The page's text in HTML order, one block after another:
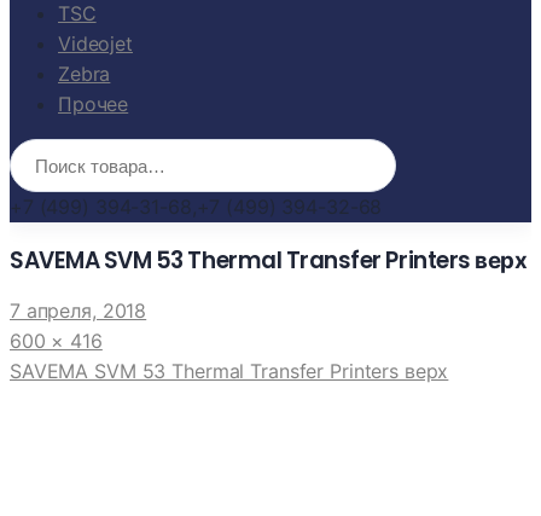
TSC
Videojet
Zebra
Прочее
+7 (499) 394-31-68,+7 (499) 394-32-68
SAVEMA SVM 53 Thermal Transfer Printers верх
7 апреля, 2018
600 × 416
SAVEMA SVM 53 Thermal Transfer Printers верх